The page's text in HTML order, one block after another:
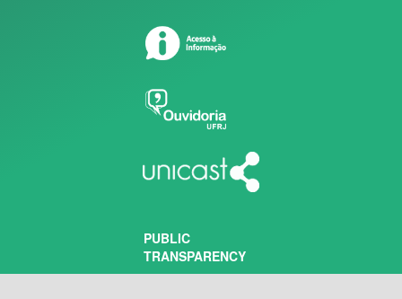
PUBLIC
TRANSPARENCY